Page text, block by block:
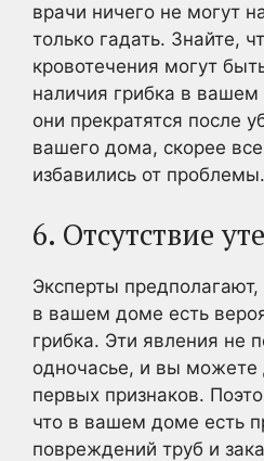
врачи ничего не могут
только гадать. Знайте,
кровотечения могут
наличия грибка в
они прекратятся после
вашего дома, скорее
избавились от проблемы.
6. Отсутствие
Эксперты
в вашем доме есть
грибка. Эти явления не
одночасье, и вы можете
первых признаков.
что в вашем доме есть
повреждений труб и